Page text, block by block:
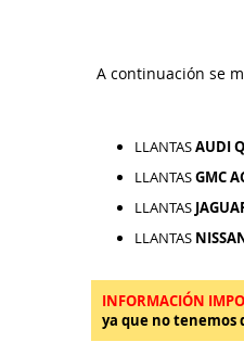
A continuación se
LLANTASAUDI
LLANTASGMC
LLANTAS
LLANTAS
INFORMACIÓN
ya que no tenemos